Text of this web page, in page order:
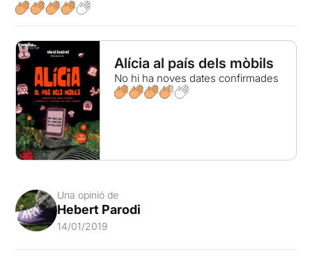
Alícia al país dels mòbils
No hi ha noves dates confirmades
Una opinió de
Hebert Parodi
14/01/2019